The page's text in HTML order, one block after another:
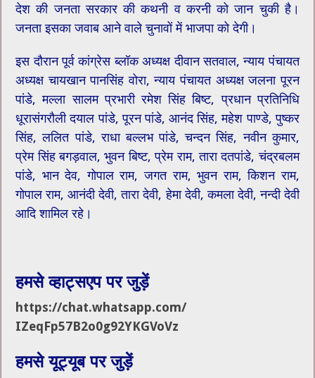
देश की जनता सरकार की कथनी व करनी को जान चुकी है।
जनता इसका जवाब आने वाले चुनावों में भाजपा को देगी।
इस दौरान पूर्व कांग्रेस ब्लॉक अध्यक्ष दीवान सतवाल, न्याय पंचायत
अध्यक्ष चायखान पानसिंह वोरा, न्याय पंचायत अध्यक्ष जलना पूरन
पांडे, मल्ला सालम प्रभारी रमेश सिंह बिष्ट, प्रधान प्रतिनिधि
धूरासंगरौली दयाल पांडे, पूरन पांडे, आनंद सिंह, महेश पाण्डे, पुष्कर
सिंह, ललित पांडे, राधा बल्लभ पांडे, चन्दन सिंह, नवीन कुमार,
प्रेम सिंह बगड़वाल, भुवन बिष्ट, प्रेम राम, तारा दतपांडे, चंद्रबलम
पांडे, भान देव, गोपाल राम, जगत राम, भुवन राम, किशन राम,
गोपाल राम, आनंदी देवी, तारा देवी, हेमा देवी, कमला देवी, नन्दी देवी
आदि शामिल रहे।
हमसे व्हाट्सएप पर जुड़ें
https://chat.whatsapp.com/
IZeqFp57B2o0g92YKGVoVz
हमसे यूट्यूब पर जुड़ें